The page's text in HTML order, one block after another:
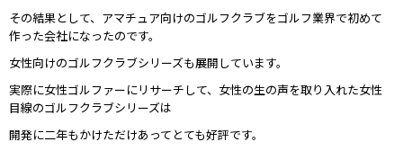
その結果として、アマチュア向けのゴルフクラブをゴルフ業界で初めて
作った会社になったのです。
女性向けのゴルフクラブシリーズも展開しています。
実際に女性ゴルファーにリサーチして、女性の生の声を取り入れた女性
目線のゴルフクラブシリーズは
開発に二年もかけただけあってとても好評です。